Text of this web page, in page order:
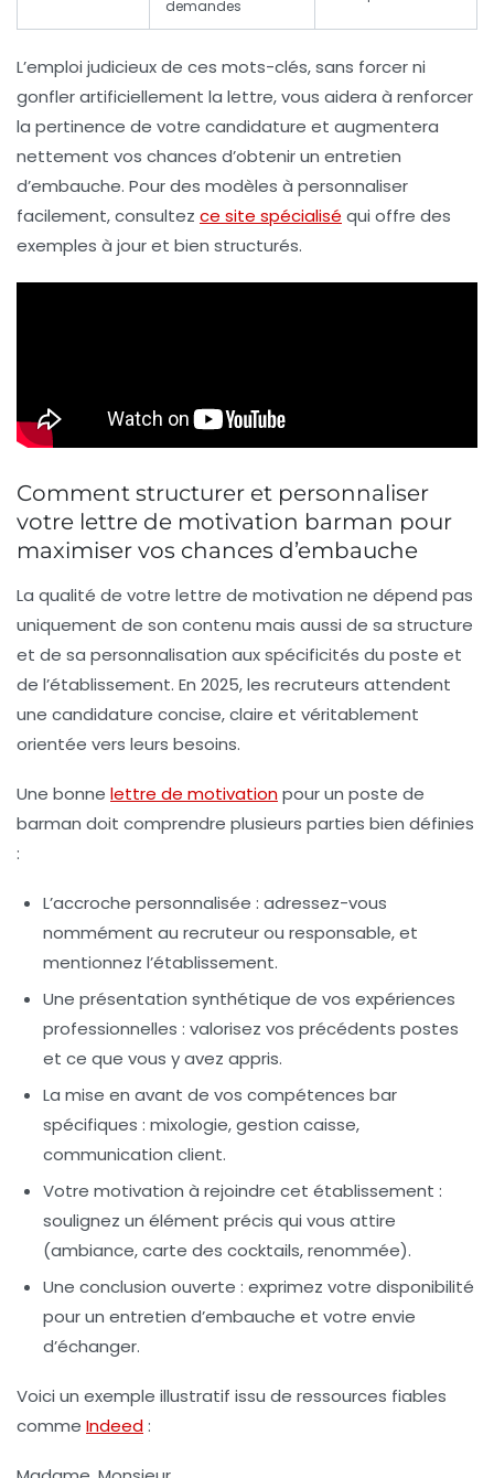
demandes
L’emploi judicieux de ces mots-clés, sans forcer ni
gonfler artificiellement la lettre, vous aidera à renforcer
la pertinence de votre candidature et augmentera
nettement vos chances d’obtenir un entretien
d’embauche. Pour des modèles à personnaliser
facilement, consultez ce site spécialisé qui offre des
exemples à jour et bien structurés.
Comment structurer et personnaliser
votre lettre de motivation barman pour
maximiser vos chances d’embauche
La qualité de votre lettre de motivation ne dépend pas
uniquement de son contenu mais aussi de sa structure
et de sa personnalisation aux spécificités du poste et
de l’établissement. En 2025, les recruteurs attendent
une candidature concise, claire et véritablement
orientée vers leurs besoins.
Une bonne lettre de motivationpour un poste de
barman doit comprendre plusieurs parties bien définies
:
L’accroche personnalisée : adressez-vous
nommément au recruteur ou responsable, et
mentionnez l’établissement.
Une présentation synthétique de vos expériences
professionnelles : valorisez vos précédents postes
et ce que vous y avez appris.
La mise en avant de vos compétences bar
spécifiques : mixologie, gestion caisse,
communication client.
Votre motivation à rejoindre cet établissement :
soulignez un élément précis qui vous attire
(ambiance, carte des cocktails, renommée).
Une conclusion ouverte : exprimez votre disponibilité
pour un entretien d’embauche et votre envie
d’échanger.
Voici un exemple illustratif issu de ressources fiables
comme Indeed: